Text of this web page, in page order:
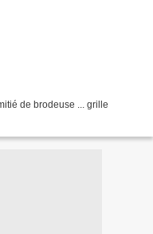
de brodeuse ... grille